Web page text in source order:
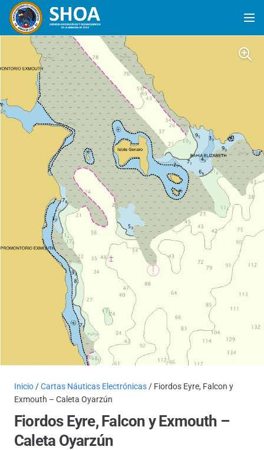
Inicio/Cartas Náuticas Electrónicas/ Fiordos Eyre, Falcon y
Exmouth – Caleta Oyarzún
Fiordos Eyre, Falcon y Exmouth –
Caleta Oyarzún